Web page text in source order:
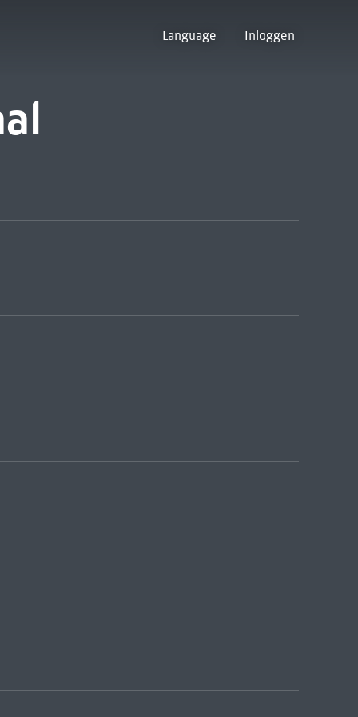
Language Inloggen